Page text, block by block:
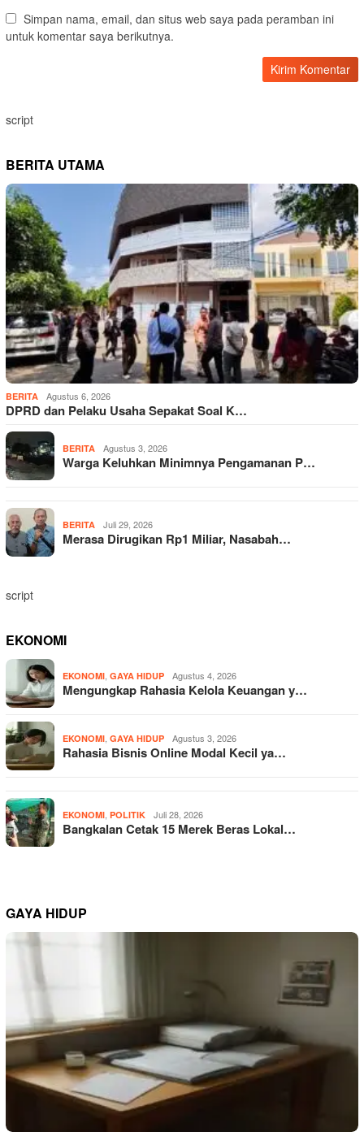
Simpan nama, email, dan situs web saya pada peramban ini
untuk komentar saya berikutnya.
script
BERITA UTAMA
BERITA Agustus 6, 2026
DPRD dan Pelaku Usaha Sepakat Soal K…
BERITA Agustus 3, 2026
Warga Keluhkan Minimnya Pengamanan P…
BERITA Juli 29, 2026
Merasa Dirugikan Rp1 Miliar, Nasabah…
script
EKONOMI
EKONOMI GAYA HIDUP Agustus 4, 2026
Mengungkap Rahasia Kelola Keuangan y…
EKONOMI GAYA HIDUP Agustus 3, 2026
Rahasia Bisnis Online Modal Kecil ya…
EKONOMI POLITIK Juli 28, 2026
Bangkalan Cetak 15 Merek Beras Lokal…
GAYA HIDUP